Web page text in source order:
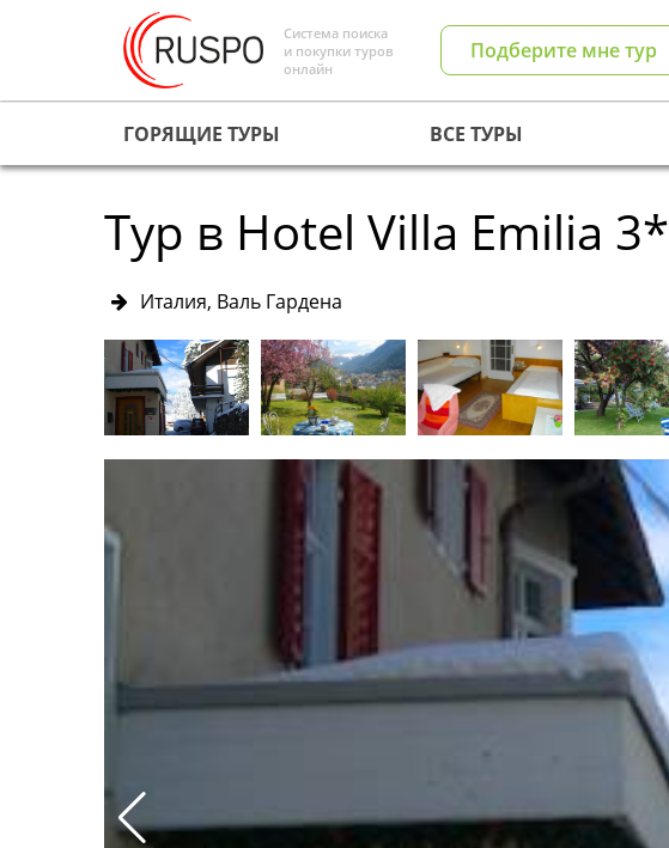
Система поиска
и покупки туров
онлайн
Подберите мне тур
ГОРЯЩИЕ ТУРЫ ВСЕ ТУРЫ
Тур в Hotel Villa Emilia 3*
Италия, Валь Гардена